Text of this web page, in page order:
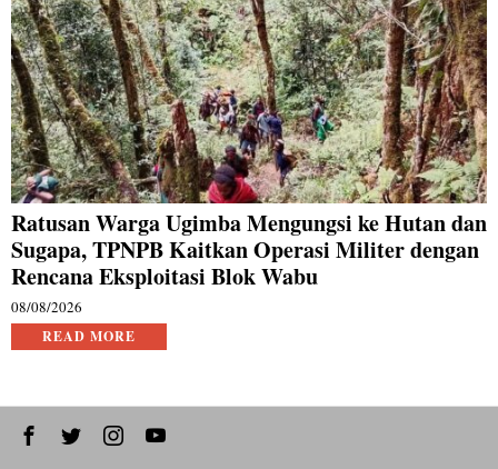
Ratusan Warga Ugimba Mengungsi ke Hutan dan
Sugapa, TPNPB Kaitkan Operasi Militer dengan
Rencana Eksploitasi Blok Wabu
08/08/2026
READ MORE